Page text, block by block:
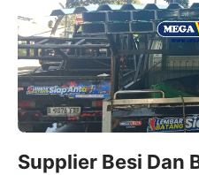
Supplier Besi Dan